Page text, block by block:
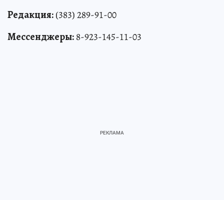
Редакция:(383) 289-91-00
Мессенджеры:8-923-145-11-03